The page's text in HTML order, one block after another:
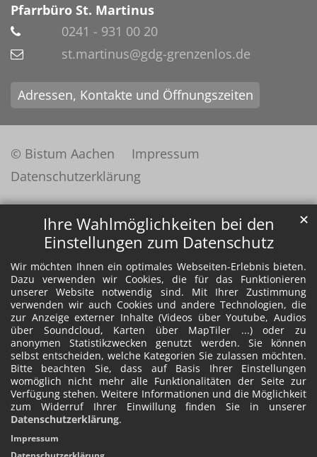
Ihre Wahlmöglichkeiten bei den
Einstellungen zum Datenschutz
Wir möchten Ihnen ein optimales Webseiten-Erlebnis bieten.
Dazu verwenden wir Cookies, die für das Funktionieren
unserer Website notwendig sind. Mit Ihrer Zustimmung
verwenden wir auch Cookies und andere Technologien, die
zur Anzeige externer Inhalte (Videos über Youtube, Audios
über Soundcloud, Karten über MapTiler ...) oder zu
anonymen Statistikzwecken genutzt werden. Sie können
selbst entscheiden, welche Kategorien Sie zulassen möchten.
Bitte beachten Sie, dass auf Basis Ihrer Einstellungen
womöglich nicht mehr alle Funktionalitäten der Seite zur
Verfügung stehen. Weitere Informationen und die Möglichkeit
zum Widerruf Ihrer Einwillung finden Sie in unserer
Datenschutzerklärung.
✕
Impressum
Pfarrbüro St. Martinus
0241 - 931 00 20
st.martinus@gdg-grenzenlos.de
Adressen, Kontakte und Öffnungszeiten
© Bistum Aachen
Impressum
Datenschutzerklärung